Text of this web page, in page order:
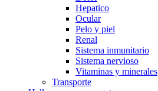
Hepatico
Ocular
Pelo y piel
Renal
Sistema inmunitario
Sistema nervioso
Vitaminas y minerales
Transporte